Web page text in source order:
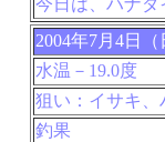
今日は、ハナ
2004年7月4日
水温－19.0度
狙い：イサキ
釣果